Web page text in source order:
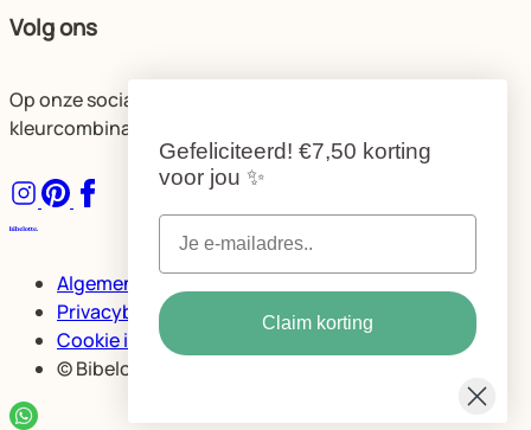
Volg ons
Op onze socials delen we volop ideeën voor de mooiste
kleurcombinaties en ruimtes.
Algemene voorwaarden
Privacybeleid Bibelotte
Cookie instellingen
© Bibelotte
Gefeliciteerd! €7,50 korting
voor jou ✨
Claim korting